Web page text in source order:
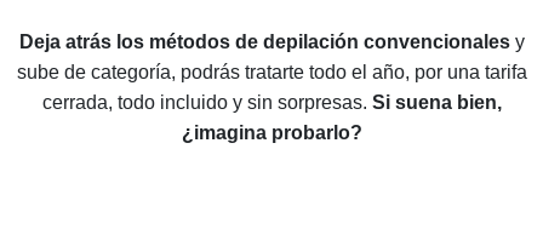
Deja atrás los métodos de depilación convencionalesy
sube de categoría, podrás tratarte todo el año, por una tarifa
cerrada, todo incluido y sin sorpresas. Si suena bien,
¿imagina probarlo?